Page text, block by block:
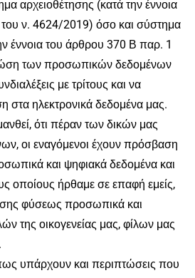
αρχειοθέτησης (κατά την έννοια
ν. 4624/2019) όσο και σύστημα
έννοια του άρθρου 370 Β παρ. 1
των προσωπικών δεδομένων
με τρίτους και να
ηλεκτρονικά δεδομένα μας.
ότι πέραν των δικών μας
οι εναγόμενοι έχουν πρόσβαση
και ψηφιακά δεδομένα και
οποίους ήρθαμε σε επαφή εμείς,
φύσεως προσωπικά και
της οικογενείας μας, φίλων μας
υπάρχουν και περιπτώσεις που